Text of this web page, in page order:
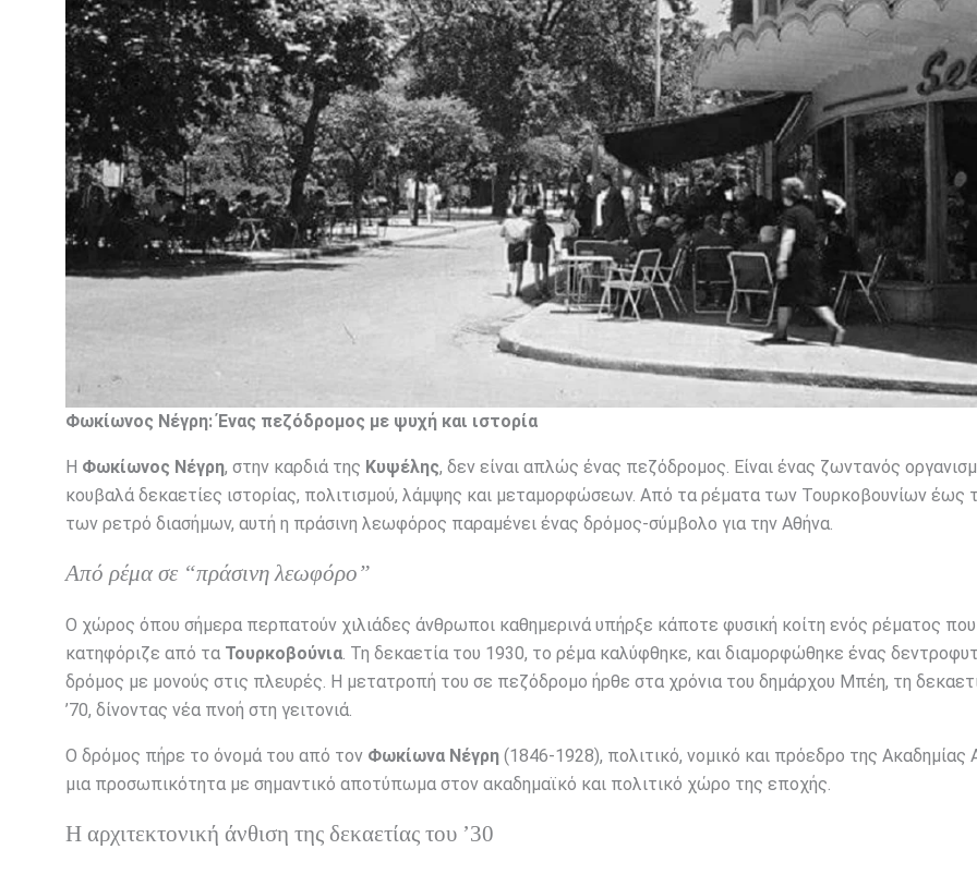
Φωκίωνος Νέγρη: Ένας πεζόδρομος με ψυχή και ιστορία
Η Φωκίωνος Νέγρη, στην καρδιά της Κυψέλης, δεν είναι απλώς ένας πεζόδρομος. Είναι ένας ζωντανός
κουβαλά δεκαετίες ιστορίας, πολιτισμού, λάμψης και μεταμορφώσεων. Από τα ρέματα των Τουρκοβουνίων έως
των ρετρό διασήμων, αυτή η πράσινη λεωφόρος παραμένει ένας δρόμος-σύμβολο για την Αθήνα.
Από ρέμα σε “πράσινη λεωφόρο”
Ο χώρος όπου σήμερα περπατούν χιλιάδες άνθρωποι καθημερινά υπήρξε κάποτε φυσική κοίτη ενός ρέματος που
κατηφόριζε από τα Τουρκοβούνια. Τη δεκαετία του 1930, το ρέμα καλύφθηκε, και διαμορφώθηκε ένας
δρόμος με μονούς στις πλευρές. Η μετατροπή του σε πεζόδρομο ήρθε στα χρόνια του δημάρχου Μπέη, τη
’70, δίνοντας νέα πνοή στη γειτονιά.
Ο δρόμος πήρε το όνομά του από τον Φωκίωνα Νέγρη (1846-1928), πολιτικό, νομικό και πρόεδρο της Ακαδημίας
μια προσωπικότητα με σημαντικό αποτύπωμα στον ακαδημαϊκό και πολιτικό χώρο της εποχής.
Η αρχιτεκτονική άνθιση της δεκαετίας του ’30